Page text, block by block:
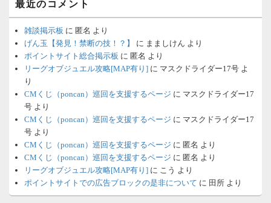
最近のコメント
雑談掲示板 に 匿名 より
げん玉【発見！禁断の技！？】
に まましけん より
ポイントサイト総合掲示板 に 匿名 より
リーグオブジュエル攻略[MAP有り] に マスクドライダー17号 よ
り
CMくじ（poncan）巡回を支援するページ に マスクドライダー17
号 より
CMくじ（poncan）巡回を支援するページ に マスクドライダー17
号 より
CMくじ（poncan）巡回を支援するページ に 匿名 より
CMくじ（poncan）巡回を支援するページ に 匿名 より
リーグオブジュエル攻略[MAP有り] に こう より
ポイントサイトでの広告ブロックの是非について に 田所 より